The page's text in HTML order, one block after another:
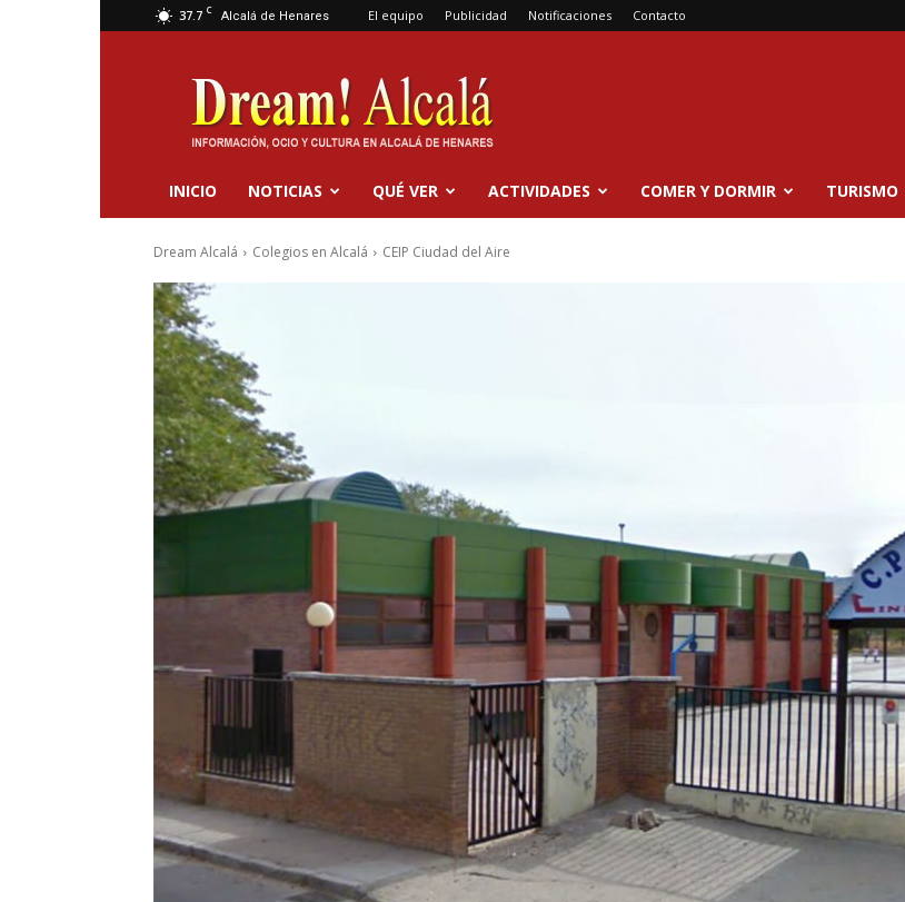
37.7 C Alcalá de Henares El equipo Publicidad Notificaciones Contacto
Dream
Alcalá
INICIO NOTICIAS QUÉ VER ACTIVIDADES COMER Y DORMIR TURISMO
Dream Alcalá Colegios en Alcalá CEIP Ciudad del Aire